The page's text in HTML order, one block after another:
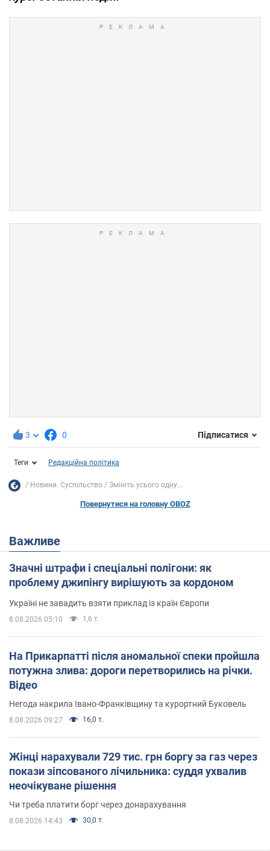
3 0 Підписатися
Теги Редакційна політика
Новини. Суспільство Змініть усього одну...
Повернутися на головну OBOZ
Важливе
Значні штрафи і спеціальні полігони: як
проблему джипінгу вирішують за кордоном
Україні не завадить взяти приклад із країн Європи
8.08.2026 05:10 1,6 т.
На Прикарпатті після аномальної спеки пройшла
потужна злива: дороги перетворились на річки.
Відео
Негода накрила Івано-Франківщину та курортний Буковель
8.08.2026 09:27 16,0 т.
Жінці нарахували 729 тис. грн боргу за газ через
покази зіпсованого лічильника: суддя ухвалив
неочікуване рішення
Чи треба платити борг через донарахування
8.08.2026 14:43 30,0 т.